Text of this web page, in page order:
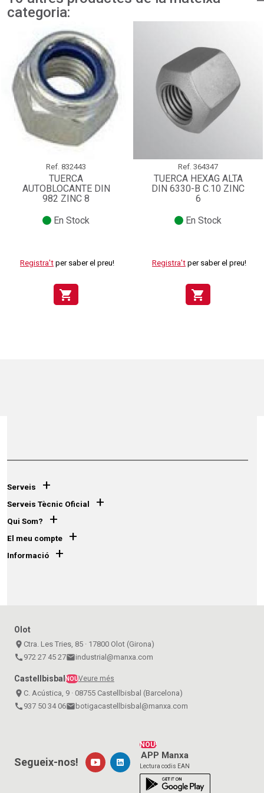
categoria:
Ref. 832443
TUERCA
AUTOBLOCANTE DIN
982 ZINC 8
En Stock
Registra't per saber el preu!
shopping_cart
Ref. 364347
TUERCA HEXAG ALTA
DIN 6330-B C.10 ZINC
6
En Stock
Registra't per saber el preu!
shopping_cart
Serveis +
Serveis Tècnic Oficial +
Qui Som? +
El meu compte +
Informació +
Olot
place Ctra. Les Tries, 85 · 17800 Olot (Girona)
call 972 27 45 27emailindustrial@manxa.com
CastellbisbalNOUVeure més
place C. Acústica, 9 · 08755 Castellbisbal (Barcelona)
call 937 50 34 06emailbotigacastellbisbal@manxa.com
NOU!
APP Manxa
Lectura codis EAN
Segueix-nos!